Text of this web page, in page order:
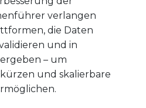
verlangen
die Daten
und in
– um
und skalierbare